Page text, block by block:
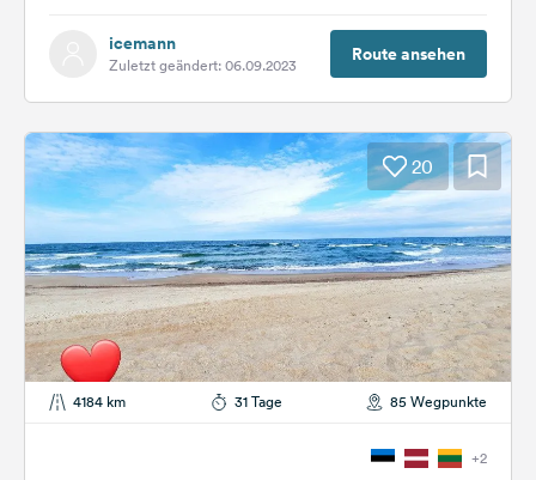
icemann
Zuletzt geändert: 06.09.2023 Route ansehen
20
4184 km 31 Tage 85 Wegpunkte
+2